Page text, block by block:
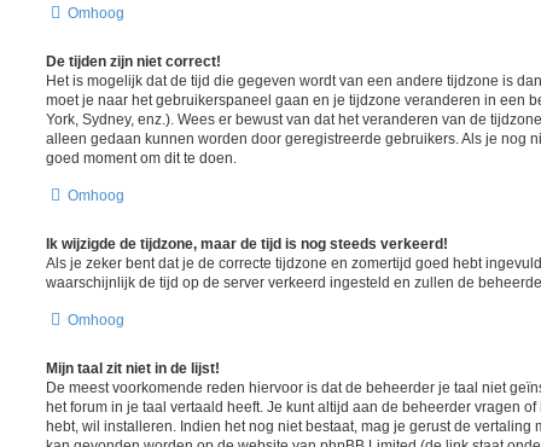
Omhoog
De tijden zijn niet correct!
Het is mogelijk dat de tijd die gegeven wordt van een andere tijdzone is
moet je naar het gebruikerspaneel gaan en je tijdzone veranderen in een
York, Sydney, enz.). Wees er bewust van dat het veranderen van de
alleen gedaan kunnen worden door geregistreerde gebruikers. Als je nog
goed moment om dit te doen.
Omhoog
Ik wijzigde de tijdzone, maar de tijd is nog steeds verkeerd!
Als je zeker bent dat je de correcte tijdzone en zomertijd goed hebt
waarschijnlijk de tijd op de server verkeerd ingesteld en zullen de
Omhoog
Mijn taal zit niet in de lijst!
De meest voorkomende reden hiervoor is dat de beheerder je taal niet
het forum in je taal vertaald heeft. Je kunt altijd aan de beheerder vragen
hebt, wil installeren. Indien het nog niet bestaat, mag je gerust de vertaling